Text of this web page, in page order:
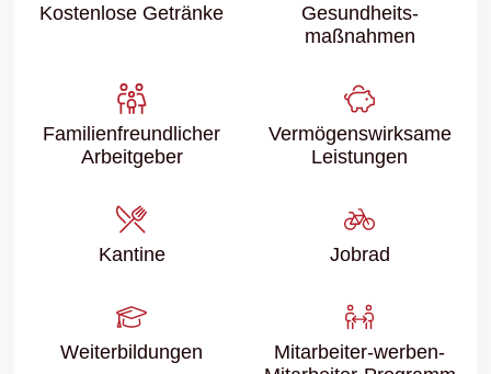
Kostenlose Getränke
Gesundheits­
maßnahmen
Familien­freundlicher
Arbeitgeber
Vermögenswirksame
Leistungen
Kantine Jobrad
Weiter­bildungen
Mitarbeiter-werben-